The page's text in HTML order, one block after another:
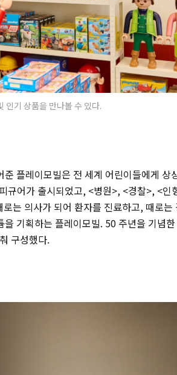
인기 상품을 만나볼 수 있다.
플레이모빌은 전 세계 어린이들에게 상
규어가 출시되었고, <병원>, <경찰>, <인
는 의사가 되어 환자를 진료하고, 때로는
기획하는 플레이모빌. 50 주년을 기념한
구성했다.